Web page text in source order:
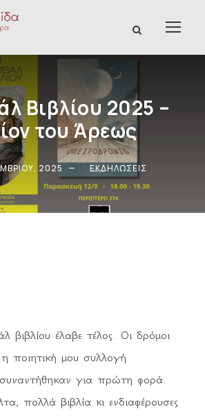
Βιβλίου 2025 –
του Άρεως
2025 EΚΔΗΛΏΣΕΙΣ
βιβλίου έλαβε τέλος. Οι δρόμοι
η ποιητική μου συλλογή
συναντήθηκαν για πρώτη φορά.
πολλά βιβλία κι ενδιαφέρουσες